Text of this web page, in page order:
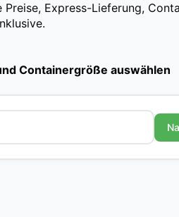
Preise, Express-Lieferung,
Containergröße auswählen